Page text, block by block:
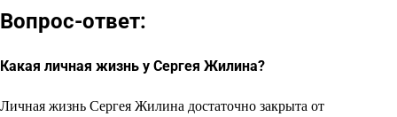
Вопрос-ответ:
Какая личная жизнь у Сергея Жилина?
Личная жизнь Сергея Жилина достаточно закрыта от